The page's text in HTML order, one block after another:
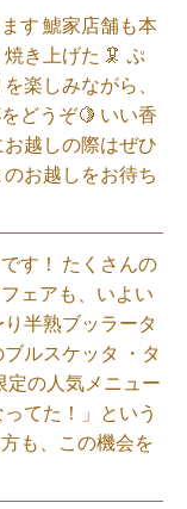
す 鯱家店舗も本
き上げた 🦑 ぷ
楽しみながら、
どうぞ🍋 いい香
越しの際はぜひ
お越しをお待ち
す！ たくさんの
ェアも、いよい
半熟ブッラータ
ルスケッタ ・タ
定の人気メニュー
てた！」という
も、この機会を